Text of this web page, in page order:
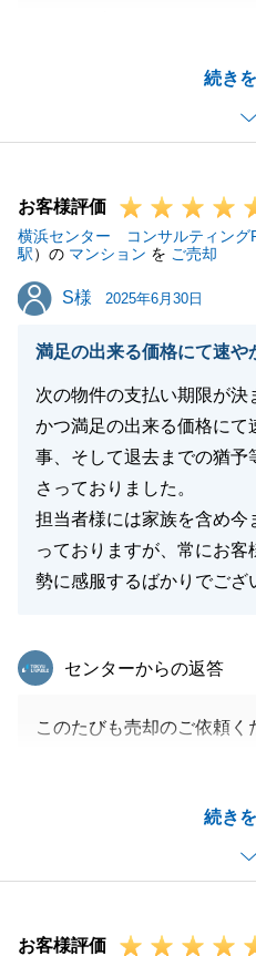
続き
頂いたスケジュールに沿っ
てまいりましたが、ご提案
しく思います。
ら、お気軽にご相談いただ
どうぞよろしくお願いいた
お客様評価
横浜センター コンサルティング
駅）の マンション を ご売却
S様
S様 2025年6月30日
満足の出来る価格にて速や
次の物件の支払い期限が
かつ満足の出来る価格にて
事、そして退去までの猶
さっておりました。
担当者様には家族を含め今
っておりますが、常にお
勢に感服するばかりでござ
続き
東急リバブル
センターからの返答
このたびも売却のご依頼
の対応となり、色々とご協
に売却先も見つかり、且つ
もご理解いただける買主
お住替えは購入と売却で多
お客様評価